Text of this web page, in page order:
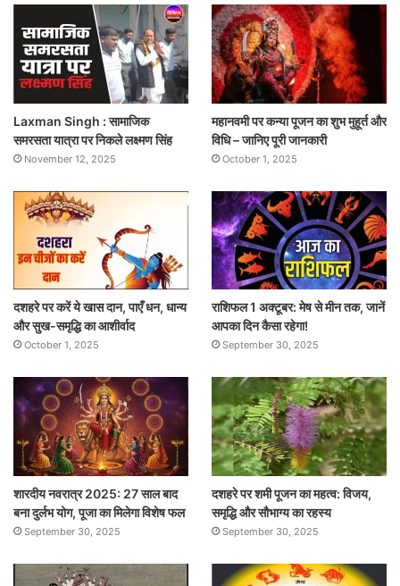
Laxman Singh : सामाजिक
समरसता यात्रा पर निकले लक्ष्मण सिंह
November 12, 2025
महानवमी पर कन्या पूजन का शुभ मुहूर्त और
विधि – जानिए पूरी जानकारी
October 1, 2025
दशहरे पर करें ये खास दान, पाएँ धन, धान्य
और सुख-समृद्धि का आशीर्वाद
October 1, 2025
राशिफल 1 अक्टूबर: मेष से मीन तक, जानें
आपका दिन कैसा रहेगा!
September 30, 2025
शारदीय नवरात्र 2025: 27 साल बाद
बना दुर्लभ योग, पूजा का मिलेगा विशेष फल
September 30, 2025
दशहरे पर शमी पूजन का महत्व: विजय,
समृद्धि और सौभाग्य का रहस्य
September 30, 2025